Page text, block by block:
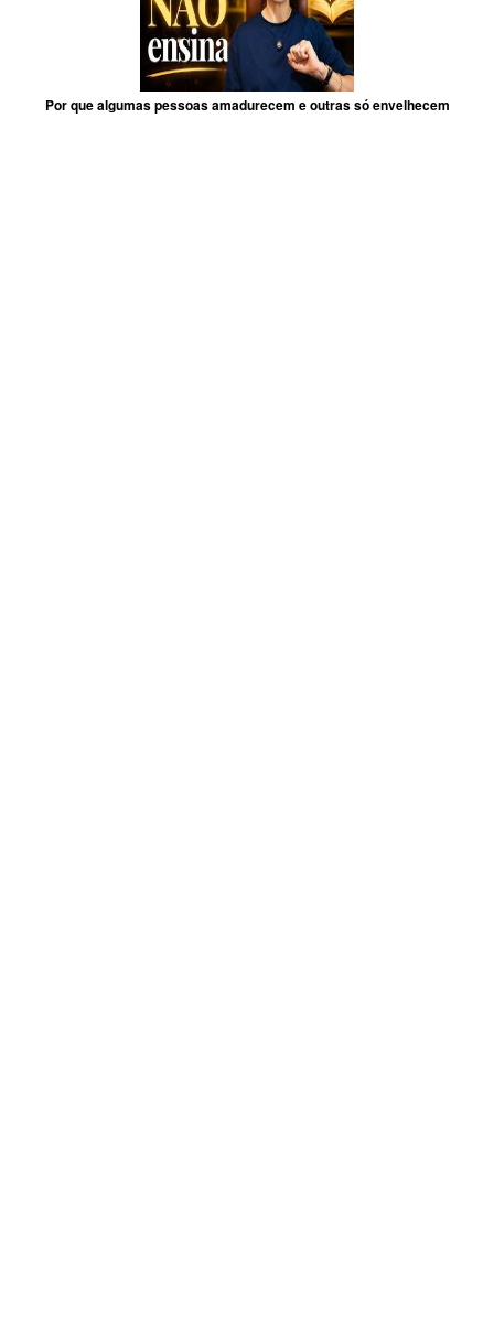
Por que algumas pessoas amadurecem e outras só envelhecem